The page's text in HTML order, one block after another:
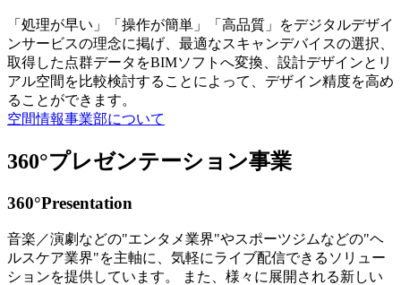
「処理が早い」「操作が簡単」「高品質」をデジタルデザイ
ンサービスの理念に掲げ、最適なスキャンデバイスの選択、
取得した点群データをBIMソフトへ変換、設計デザインとリ
アル空間を比較検討することによって、デザイン精度を高め
ることができます。
空間情報事業部について
360°プレゼンテーション事業
360°Presentation
音楽／演劇などの"エンタメ業界"やスポーツジムなどの"ヘ
ルスケア業界"を主軸に、気軽にライブ配信できるソリュー
ションを提供しています。 また、様々に展開される新しい